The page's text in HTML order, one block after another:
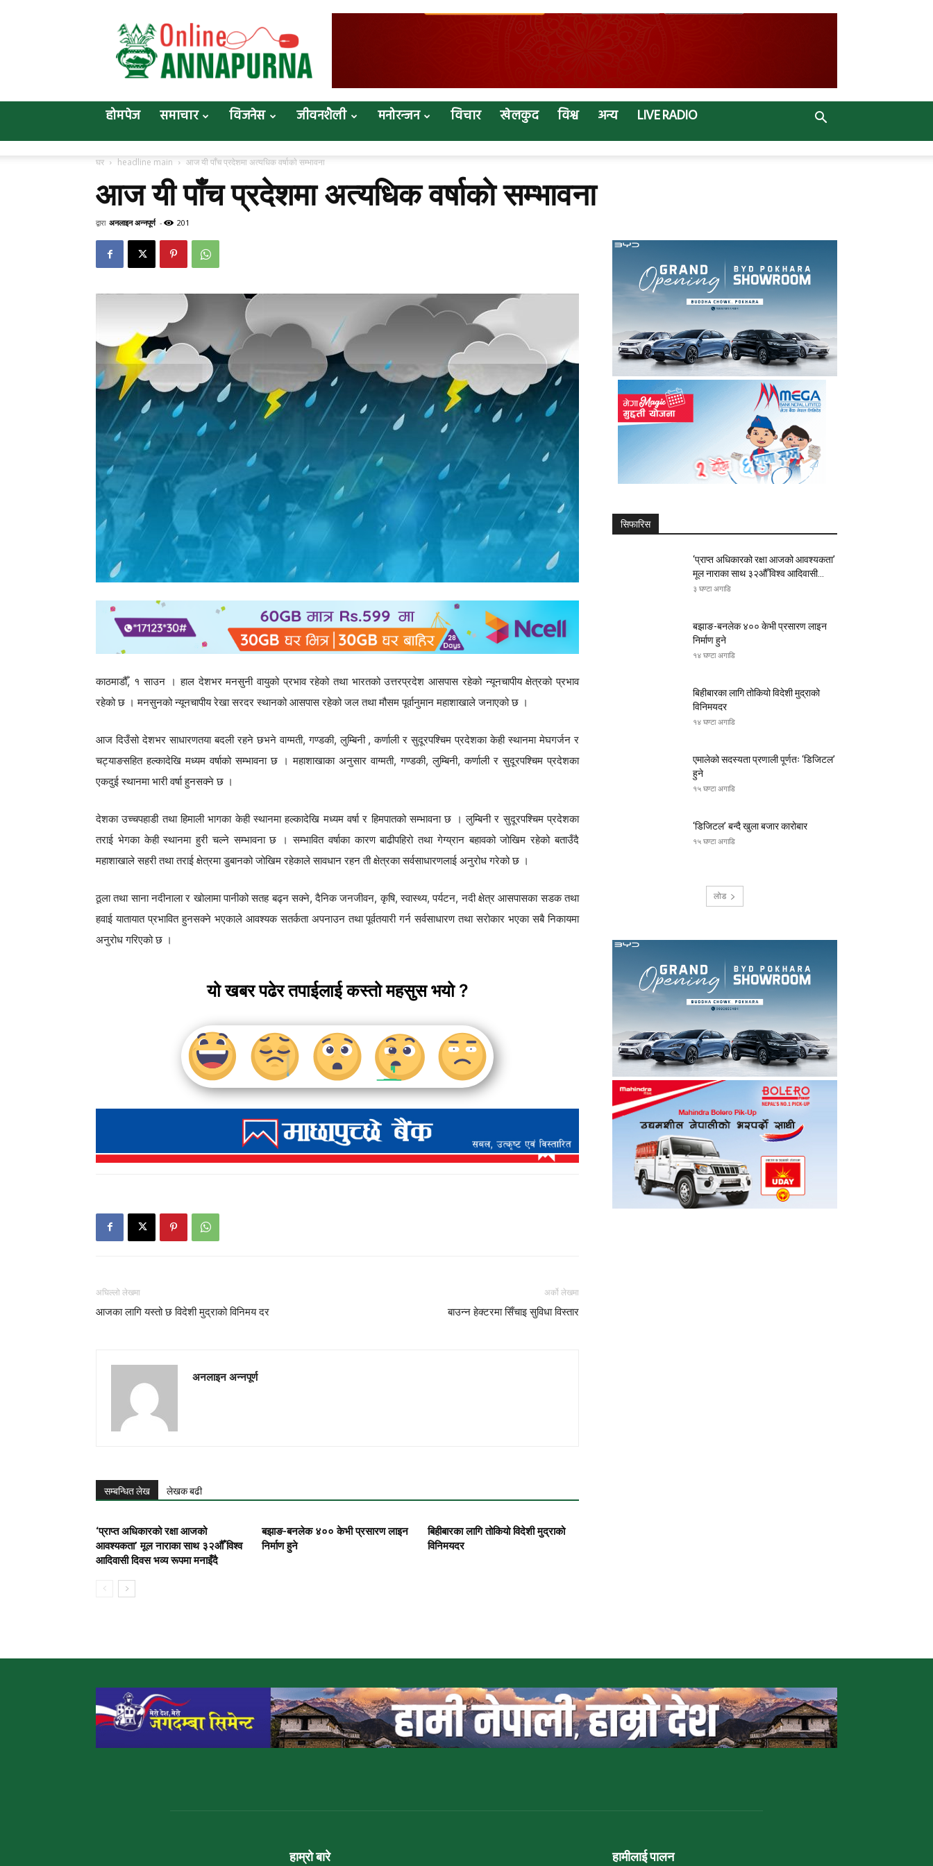
Annapurna
होमपेज समाचार विजनेस जीवनशैली मनोरन्जन विचार खेलकुद विश्व अन्य LIVE RADIO
घर headline main आज यी पाँच प्रदेशमा अत्यधिक वर्षाकाे सम्भावना
आज यी पाँच प्रदेशमा अत्यधिक वर्षाकाे सम्भावना
द्वारा अनलाइन अन्नपूर्ण - 201
काठमाडौँ, १ साउन । हाल देशभर मनसुनी वायुको प्रभाव रहेको तथा भारतको उत्तरप्रदेश आसपास रहेको न्यूनचापीय क्षेत्रको प्रभाव
रहेको छ । मनसुनको न्यूनचापीय रेखा सरदर स्थानको आसपास रहेको जल तथा मौसम पूर्वानुमान महाशाखाले जनाएको छ ।
आज दिउँसो देशभर साधारणतया बदली रहने छभने वाग्मती, गण्डकी, लुम्बिनी , कर्णाली र सुदूरपश्चिम प्रदेशका केही स्थानमा मेघगर्जन र
चट्याङसहित हल्कादेखि मध्यम वर्षाको सम्भावना छ । महाशाखाका अनुसार वाग्मती, गण्डकी, लुम्बिनी, कर्णाली र सुदूरपश्चिम प्रदेशका
एकदुई स्थानमा भारी वर्षा हुनसक्ने छ ।
देशका उच्चपहाडी तथा हिमाली भागका केही स्थानमा हल्कादेखि मध्यम वर्षा र हिमपातको सम्भावना छ । लुम्बिनी र सुदूरपश्चिम प्रदेशका
तराई भेगका केही स्थानमा हुरी चल्ने सम्भावना छ । सम्भावित वर्षाका कारण बाढीपहिरो तथा गेग्य्रान बहावको जोखिम रहेको बताउँदै
महाशाखाले सहरी तथा तराई क्षेत्रमा डुबानको जोखिम रहेकाले सावधान रहन ती क्षेत्रका सर्वसाधारणलाई अनुरोध गरेको छ ।
ठूला तथा साना नदीनाला र खोलामा पानीको सतह बढ्न सक्ने, दैनिक जनजीवन, कृषि, स्वास्थ्य, पर्यटन, नदी क्षेत्र आसपासका सडक तथा
हवाई यातायात प्रभावित हुनसक्ने भएकाले आवश्यक सतर्कता अपनाउन तथा पूर्वतयारी गर्न सर्वसाधारण तथा सरोकार भएका सबै निकायमा
अनुरोध गरिएको छ ।
यो खबर पढेर तपाईलाई कस्तो महसुस भयो ?
अघिल्लो लेखमा
आजका लागि यस्तो छ विदेशी मुद्राको विनिमय दर
अर्को लेखमा
बाउन्न हेक्टरमा सिँचाइ सुविधा विस्तार
अनलाइन अन्नपूर्ण
सम्बन्धित लेख लेखक बढी
‘प्राप्त अधिकारको रक्षा आजको
आवश्यकता’ मूल नाराका साथ ३२औँ विश्व
आदिवासी दिवस भव्य रूपमा मनाइँदै
बझाङ-बनलेक ४०० केभी प्रसारण लाइन
निर्माण हुने
बिहीबारका लागि तोकियो विदेशी मुद्राको
विनिमयदर
सिफारिस
‘प्राप्त अधिकारको रक्षा आजको आवश्यकता’
मूल नाराका साथ ३२औँ विश्व आदिवासी...
३ घण्टा अगाडि
बझाङ-बनलेक ४०० केभी प्रसारण लाइन
निर्माण हुने
१४ घण्टा अगाडि
बिहीबारका लागि तोकियो विदेशी मुद्राको
विनिमयदर
१४ घण्टा अगाडि
एमालेको सदस्यता प्रणाली पूर्णतः ‘डिजिटल’
हुने
१५ घण्टा अगाडि
‘डिजिटल’ बन्दै खुला बजार कारोबार
१५ घण्टा अगाडि
लोड
हाम्रो बारे हामीलाई पालन